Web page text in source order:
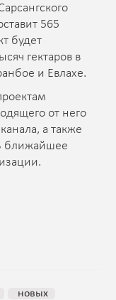
565
будет
гектаров в
и Евлахе.
от него
а также
ближайшее
новых